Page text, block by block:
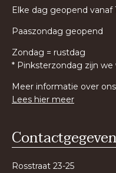
Elke dag geopend vanaf
Paaszondag geopend
Zondag = rustdag
* Pinksterzondag zijn we
Meer informatie over
Lees hier meer
Rosstraat 23-25